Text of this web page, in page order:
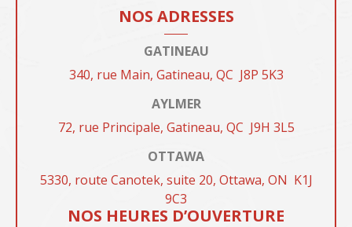
NOS ADRESSES
GATINEAU
340, rue Main, Gatineau, QC J8P 5K3
AYLMER
72, rue Principale, Gatineau, QC J9H 3L5
OTTAWA
5330, route Canotek, suite 20, Ottawa, ON K1J
9C3
NOS HEURES D’OUVERTURE